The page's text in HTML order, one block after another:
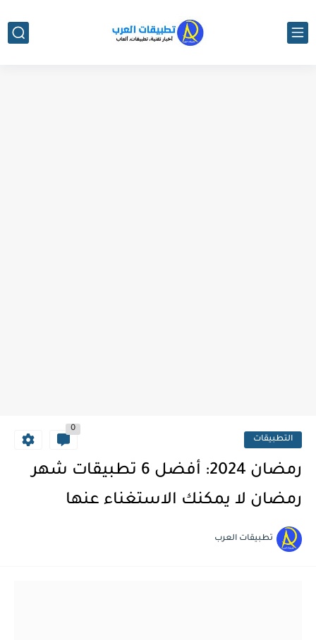
التطبيقات
0
رمضان 2024: أفضل 6 تطبيقات شهر
رمضان لا يمكنك الاستغناء عنها
تطبيقات العرب